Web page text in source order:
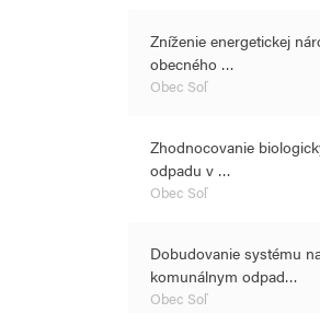
Zníženie energetickej
obecného …
Obec Soľ
Zhodnocovanie
odpadu v …
Obec Soľ
Dobudovanie systému
komunálnym odpad…
Obec Soľ